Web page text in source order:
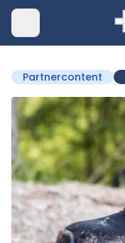
Partnercontent